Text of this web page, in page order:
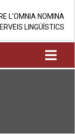
L’OMNIA NOMINA
LINGÜÍSTICS